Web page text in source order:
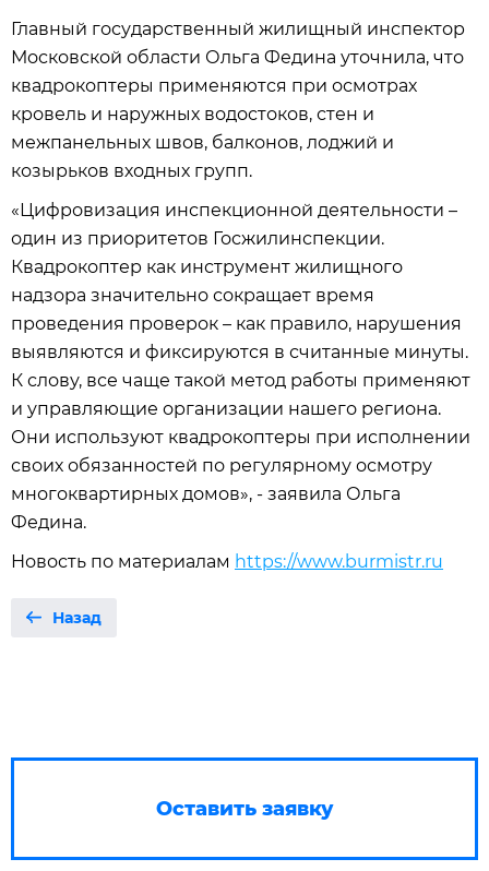
Главный государственный жилищный инспектор
Московской области Ольга Федина уточнила, что
квадрокоптеры применяются при осмотрах
кровель и наружных водостоков, стен и
межпанельных швов, балконов, лоджий и
козырьков входных групп.
«Цифровизация инспекционной деятельности –
один из приоритетов Госжилинспекции.
Квадрокоптер как инструмент жилищного
надзора значительно сокращает время
проведения проверок – как правило, нарушения
выявляются и фиксируются в считанные минуты.
К слову, все чаще такой метод работы применяют
и управляющие организации нашего региона.
Они используют квадрокоптеры при исполнении
своих обязанностей по регулярному осмотру
многоквартирных домов», ­- заявила Ольга
Федина.
Новость по материалам https://www.burmistr.ru
Назад
Оставить заявку